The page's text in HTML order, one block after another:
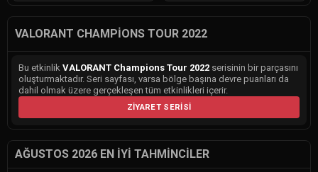
VALORANT CHAMPIONS TOUR 2022
Bu etkinlik VALORANT Champions Tour 2022 serisinin bir parçasını
oluşturmaktadır. Seri sayfası, varsa bölge başına devre puanları da
dahil olmak üzere gerçekleşen tüm etkinlikleri içerir.
ZIYARET SERISI
AĞUSTOS 2026 EN İYI TAHMINCILER